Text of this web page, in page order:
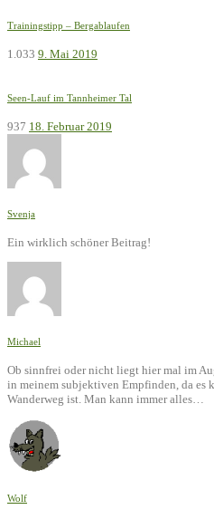
Trainingstipp – Bergablaufen
1.033 9. Mai 2019
Seen-Lauf im Tannheimer Tal
937 18. Februar 2019
Svenja
Ein wirklich schöner Beitrag!
Michael
Ob sinnfrei oder nicht liegt hier mal im
in meinem subjektiven Empfinden, da es
Wanderweg ist. Man kann immer alles…
Wolf